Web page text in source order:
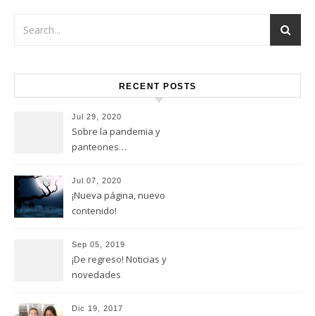
RECENT POSTS
Jul 29, 2020
Sobre la pandemia y
panteones…
Jul 07, 2020
¡Nueva página, nuevo
contenido!
Sep 05, 2019
¡De regreso! Noticias y
novedades
Dic 19, 2017